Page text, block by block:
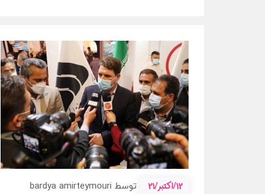
12/اکتبر/21 توسط bardya amirteymouri